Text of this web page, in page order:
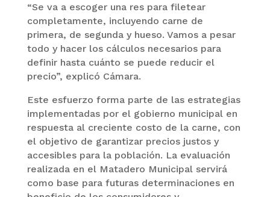
“Se va a escoger una res para filetear
completamente, incluyendo carne de
primera, de segunda y hueso. Vamos a pesar
todo y hacer los cálculos necesarios para
definir hasta cuánto se puede reducir el
precio”, explicó Cámara.
Este esfuerzo forma parte de las estrategias
implementadas por el gobierno municipal en
respuesta al creciente costo de la carne, con
el objetivo de garantizar precios justos y
accesibles para la población. La evaluación
realizada en el Matadero Municipal servirá
como base para futuras determinaciones en